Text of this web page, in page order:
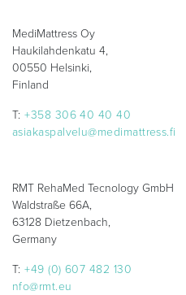
MediMattress Oy
Haukilahdenkatu 4,
00550 Helsinki,
Finland
T:+358 306 40 40 40
asiakaspalvelu@medimattress.fi
RMT RehaMed Tecnology GmbH
Waldstraße 66A,
63128 Dietzenbach,
Germany
T:+49 (0) 607 482 130
nfo@rmt.eu